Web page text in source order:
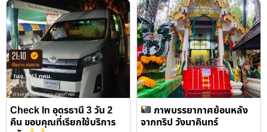
Check In อุดรธานี 3 วัน 2
คืน ขอบคุณที่เรียกใช้บริการ
ภาพบรรยากาศย้อนหลัง
จากทริป วังนาคินทร์